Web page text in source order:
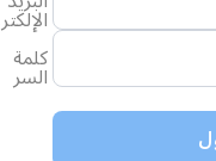
الإلكتروني
كلمةالسر